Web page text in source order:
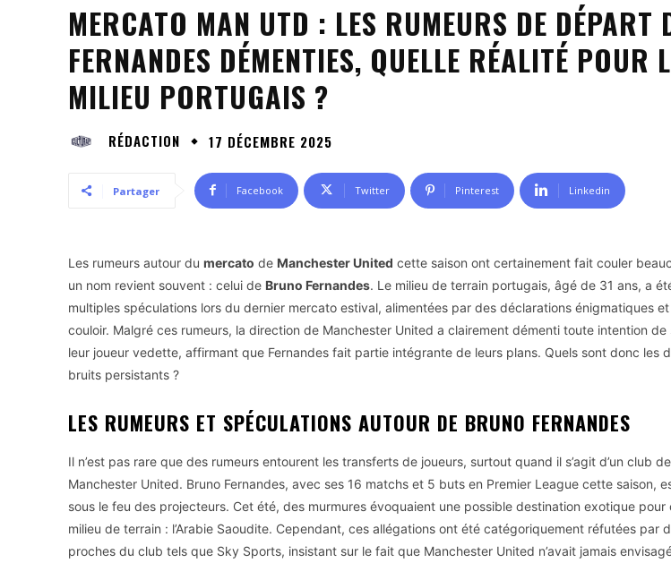
MERCATO MAN UTD : LES RUMEURS DE DÉPART
FERNANDES DÉMENTIES, QUELLE RÉALITÉ POUR
MILIEU PORTUGAIS ?
RÉDACTION 17 DÉCEMBRE 2025
Partager Facebook Twitter Pinterest Linkedin
Les rumeurs autour du mercato de Manchester United cette saison ont certainement fait couler
un nom revient souvent : celui de Bruno Fernandes. Le milieu de terrain portugais, âgé de 31 ans, a
multiples spéculations lors du dernier mercato estival, alimentées par des déclarations énigmatiques
couloir. Malgré ces rumeurs, la direction de Manchester United a clairement démenti toute intention de
leur joueur vedette, affirmant que Fernandes fait partie intégrante de leurs plans. Quels sont donc les
bruits persistants ?
LES RUMEURS ET SPÉCULATIONS AUTOUR DE BRUNO FERNANDES
Il n’est pas rare que des rumeurs entourent les transferts de joueurs, surtout quand il s’agit d’un club
Manchester United. Bruno Fernandes, avec ses 16 matchs et 5 buts en Premier League cette saison,
sous le feu des projecteurs. Cet été, des murmures évoquaient une possible destination exotique pour
milieu de terrain : l’Arabie Saoudite. Cependant, ces allégations ont été catégoriquement réfutées par
proches du club tels que Sky Sports, insistant sur le fait que Manchester United n’avait jamais